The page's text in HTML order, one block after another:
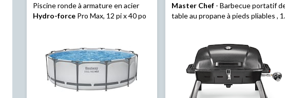
Piscine ronde à armature en acier
Hydro-force Pro Max, 12 pi x 40 po
Master Chef
table au propane à pieds pliables , 1